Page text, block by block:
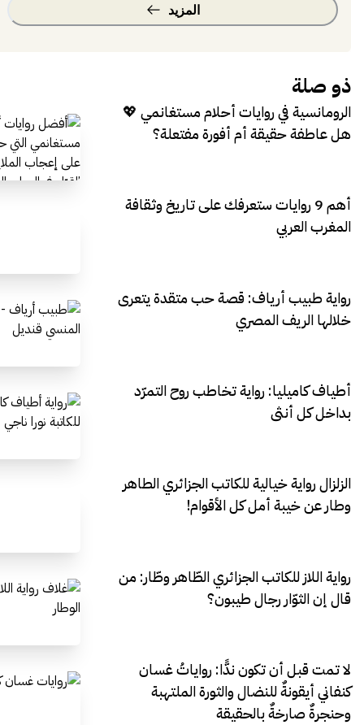
المزيد
ذو صلة
الرومانسية في روايات أحلام مستغانمي 💖
هل عاطفة حقيقة أم أفورة مفتعلة؟
أهم 9 روايات ستعرفك على تاريخ وثقافة
المغرب العربي
رواية طبيب أرياف: قصة حب متقدة يتعرى
خلالها الريف المصري
أطياف كاميليا: رواية تخاطب روح التمرّد
بداخل كل أنثى
الزلزال رواية خيالية للكاتب الجزائري الطاهر
وطار عن خيبة أمل كل الأقوام!
رواية اللاز للكاتب الجزائري الطّاهر وطّار: من
قال إن الثوّار رجال طيبون؟
لا تمت قبل أن تكون ندًّا: رواياتُ غسان
كنفاني أيقونةٌ للنضال والثورة الملتهبة
وحنجرةٌ صارخةٌ بالحقيقة